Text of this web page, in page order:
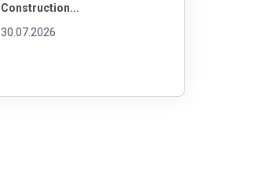
Construction...
30.07.2026